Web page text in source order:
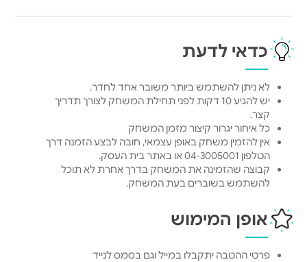
כדאי לדעת
לא ניתן להשתמש ביותר משובר אחד לחדר.
יש להגיע 10 דקות לפני תחילת המשחק לצורך תדריך
קצר.
כל איחור יגרור קיצור מזמן המשחק
אין להזמין משחק באופן עצמאי, חובה לבצע הזמנה דרך
הטלפון 04-3005001 או באתר בית העסק.
קבוצה שהזמינה את המשחק בדרך אחרת לא תוכל
להשתמש בשוברים בעת המשחק.
אופן המימוש
פרטי ההטבה יתקבלו במייל וגם בסמס לנייד